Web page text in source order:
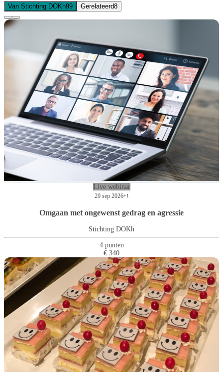
Van Stichting DOKh99 Gerelateerd8
Live webinar
29 sep 2026+1
Omgaan met ongewenst gedrag en agressie
Stichting DOKh
4 punten
€ 340